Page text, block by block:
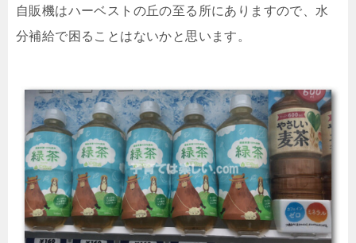
自販機はハーベストの丘の至る所にありますので、水
分補給で困ることはないかと思います。